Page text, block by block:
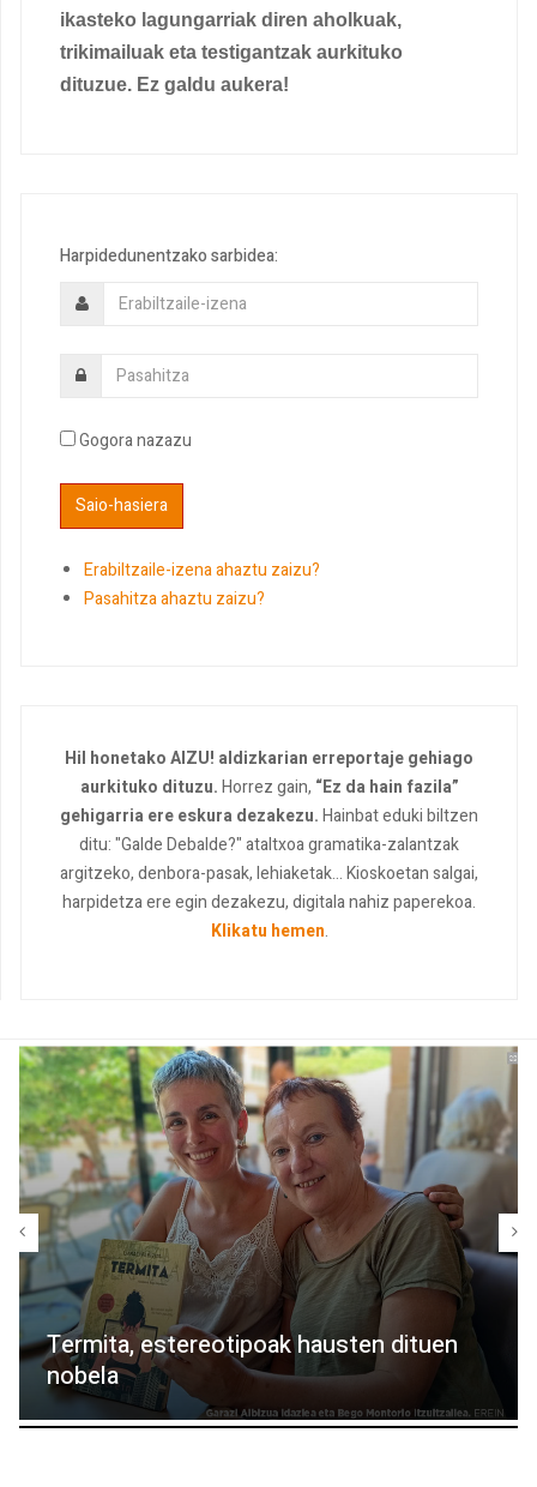
ikasteko lagungarriak diren aholkuak,
trikimailuak eta testigantzak aurkituko
dituzue. Ez galdu aukera!
Harpidedunentzako sarbidea:
Gogora nazazu
Erabiltzaile-izena ahaztu zaizu?
Pasahitza ahaztu zaizu?
Hil honetako AIZU! aldizkarian erreportaje gehiago
aurkituko dituzu.Horrez gain, “Ez da hain fazila”
gehigarria ere eskura dezakezu.Hainbat eduki biltzen
ditu: "Galde Debalde?" ataltxoa gramatika-zalantzak
argitzeko, denbora-pasak, lehiaketak... Kioskoetan salgai,
harpidetza ere egin dezakezu, digitala nahiz paperekoa.
Klikatu hemen.
Termita, estereotipoak hausten dituen
nobela